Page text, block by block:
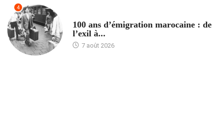
4
100 ans d’émigration marocaine : de
l’exil à...
7 août 2026